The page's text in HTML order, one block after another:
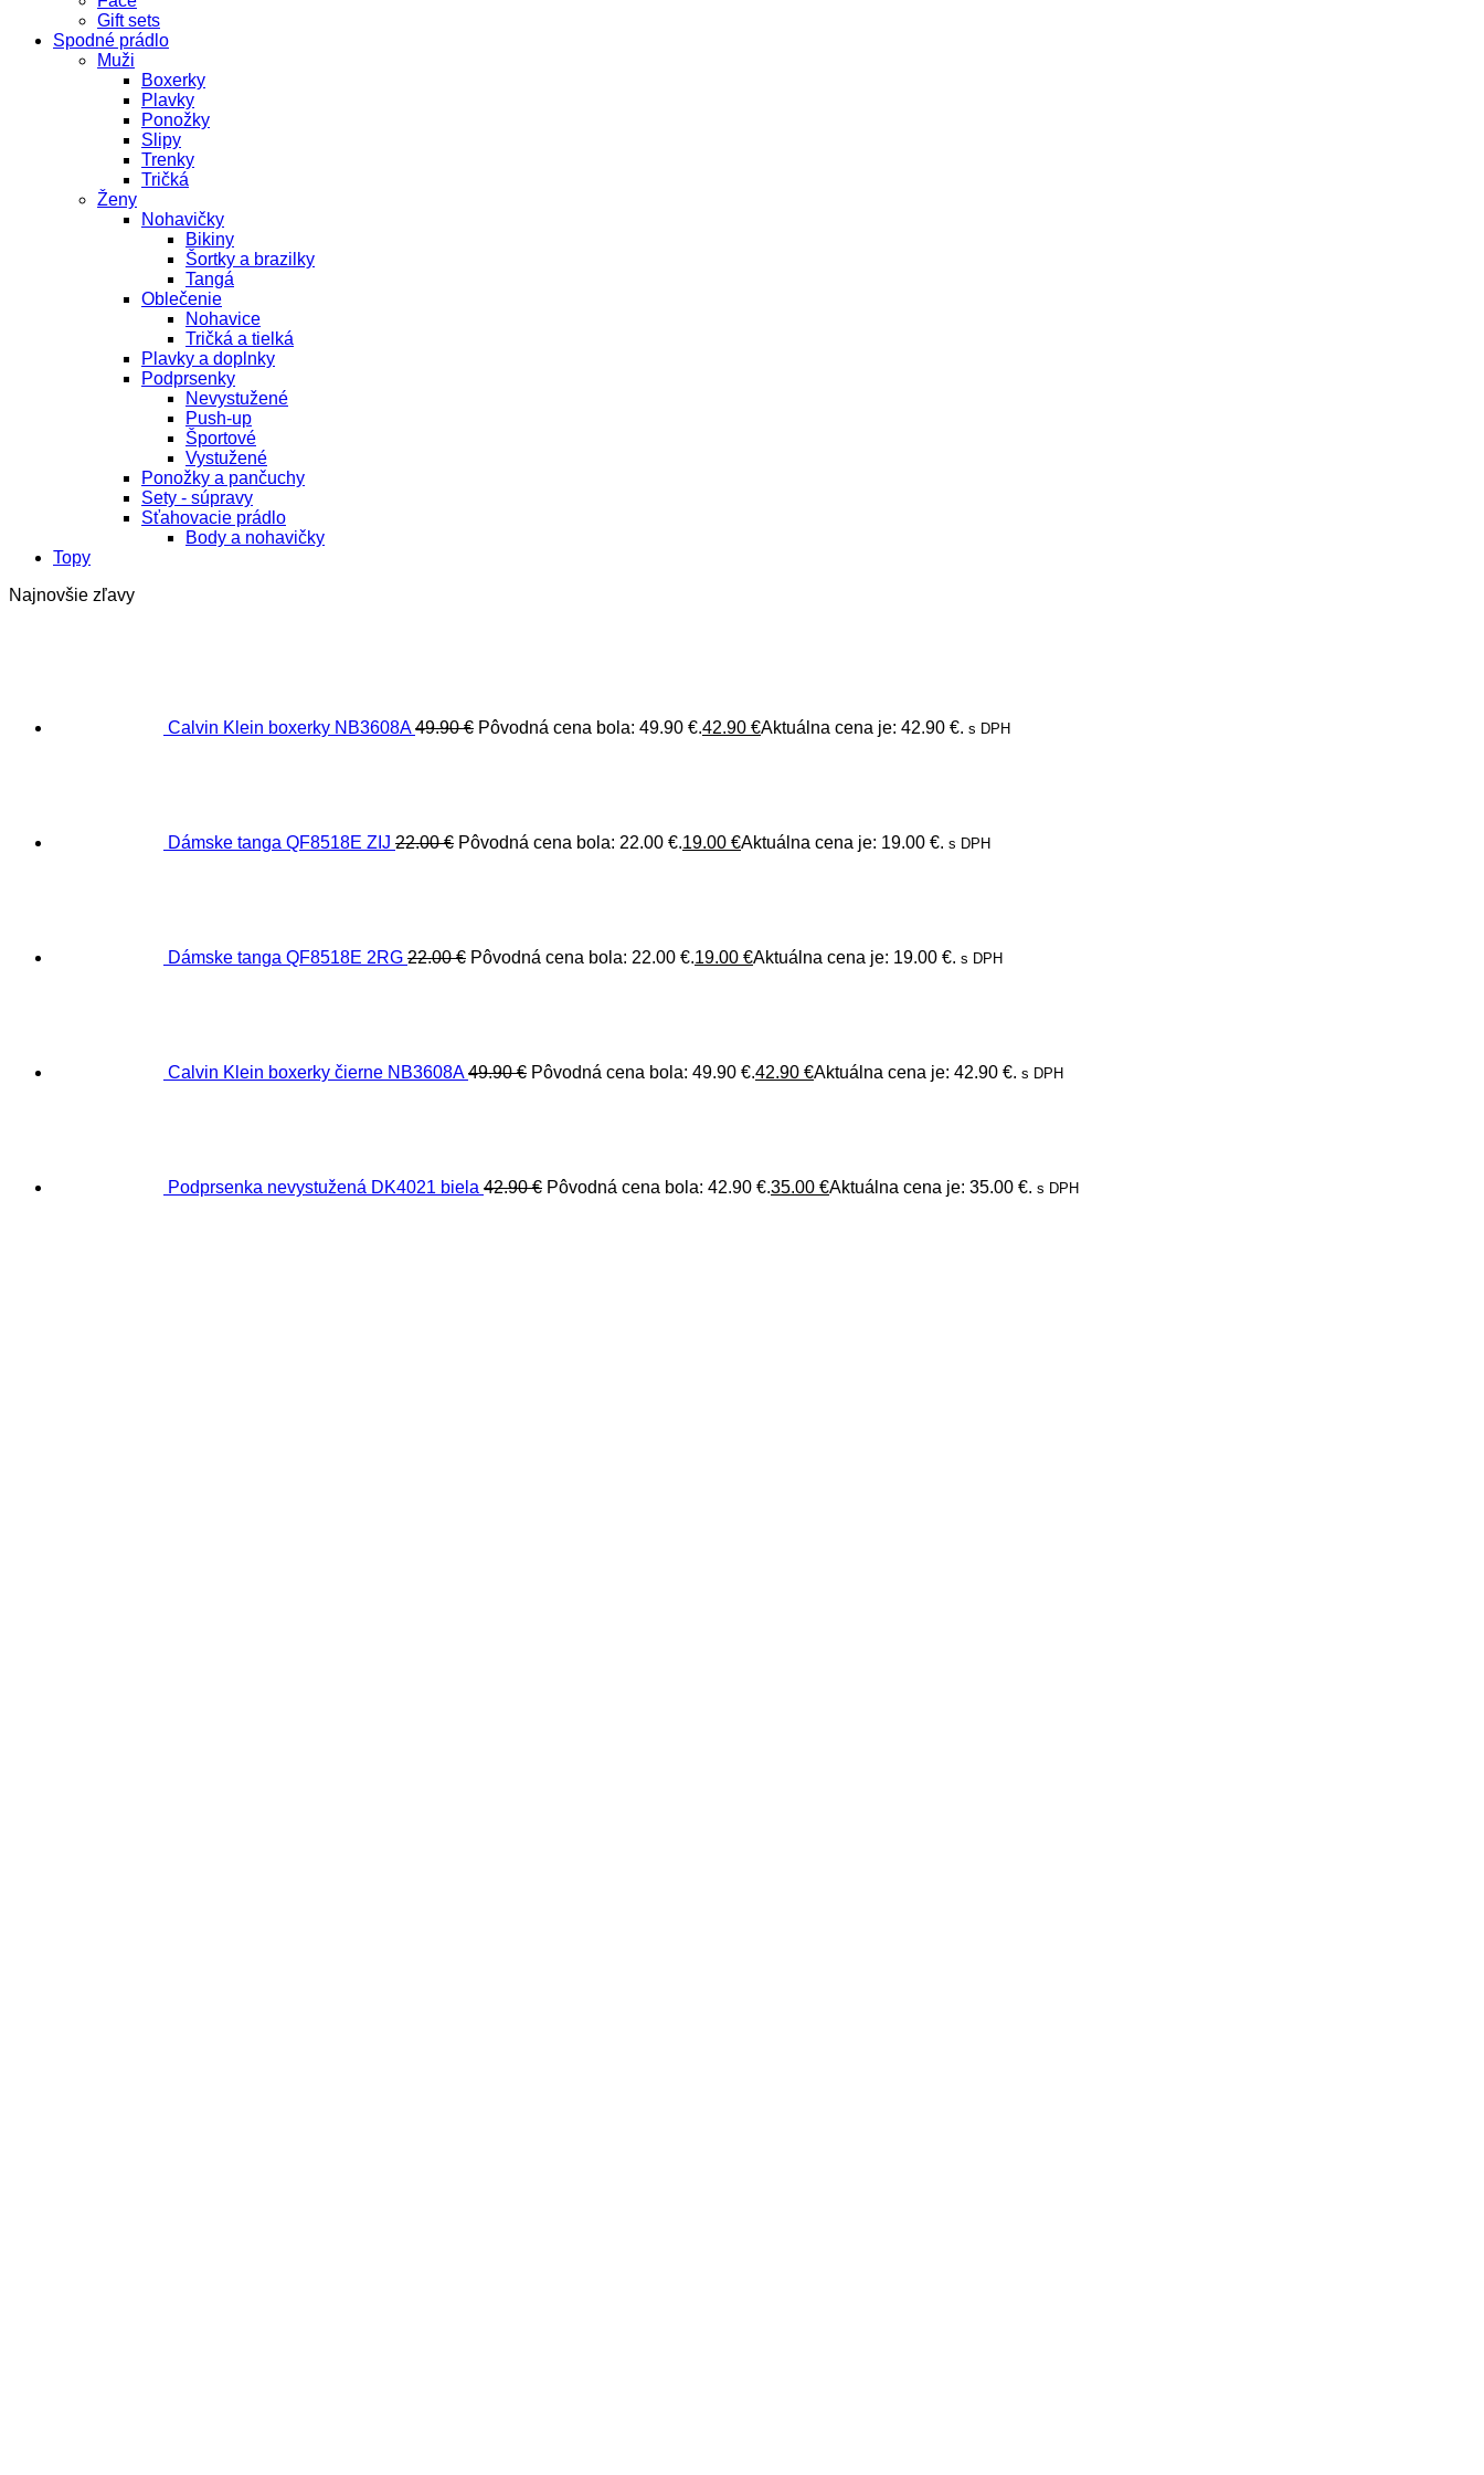
Gift sets
Spodné prádlo
Muži
Boxerky
Plavky
Ponožky
Slipy
Trenky
Tričká
Ženy
Nohavičky
Bikiny
Šortky a brazilky
Tangá
Oblečenie
Nohavice
Tričká a tielká
Plavky a doplnky
Podprsenky
Nevystužené
Push-up
Športové
Vystužené
Ponožky a pančuchy
Sety - súpravy
Sťahovacie prádlo
Body a nohavičky
Topy
Najnovšie zľavy
Calvin Klein boxerky NB3608A 49.90€ Pôvodná cena bola: 49.90 €.42.90 €Aktuálna cena je: 42.90 €. s DPH
Dámske tanga QF8518E ZIJ 22.00€ Pôvodná cena bola: 22.00 €.19.00 €Aktuálna cena je: 19.00 €. s DPH
Dámske tanga QF8518E 2RG 22.00€ Pôvodná cena bola: 22.00 €.19.00 €Aktuálna cena je: 19.00 €. s DPH
Calvin Klein boxerky čierne NB3608A 49.90€ Pôvodná cena bola: 49.90 €.42.90 €Aktuálna cena je: 42.90 €. s DPH
Podprsenka nevystužená DK4021 biela 42.90€ Pôvodná cena bola: 42.90 €.35.00 €Aktuálna cena je: 35.00 €. s DPH